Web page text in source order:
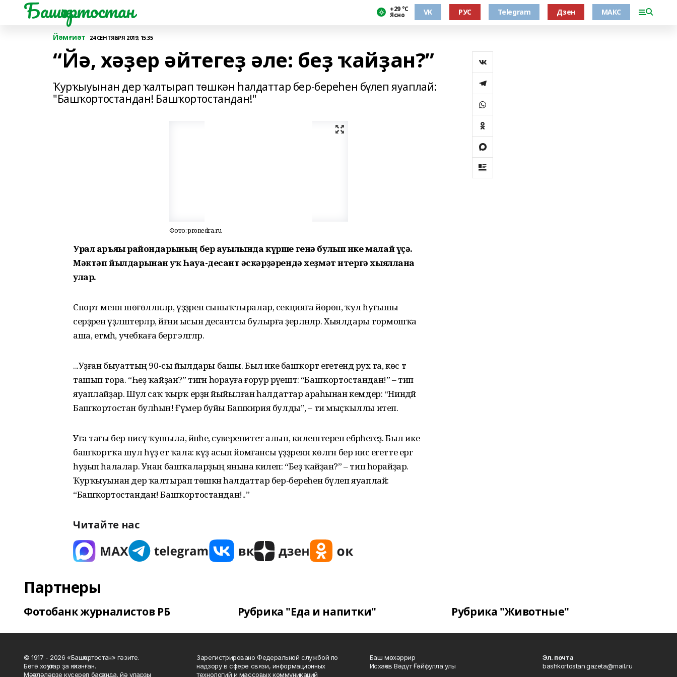
Башҡортостан +29 °С
Ясно VK РУС Telegram Дзен МАКС
Йәмғиәт 24 СЕНТЯБРЯ 2019, 15:35
“Йә, хәҙер әйтегеҙ әле: беҙ ҡайҙан?”
Ҡурҡыуынан дер ҡалтырап төшкән һалдаттар бер-береһен бүлеп яуаплай:
"Башҡортостандан! Башҡортостандан!"
Фото: pronedra.ru
Урал аръяғы райондарының бер ауылында күрше генә булып ике малай үҫә.
Мәктәп йылдарынан уҡ Һауа-десант ғәскәрҙәрендә хеҙмәт итергә хыяллана
улар.
Спорт менән шөғөлләнәләр, үҙҙәрен сыныҡтыралар, секцияға йөрөп, ҡул һуғышы
серҙәрен үҙләштерәләр, йәғни ысын десантсы булырға әҙерләнәләр. Хыялдары тормошҡа
аша, етмәһә, учебкаға бергә эләгәләр.
...Уҙған быуаттың 90-сы йылдары башы. Был ике башҡорт егетендә рух та, көс тә
ташып тора. “Һеҙ ҡайҙан?” тигән һорауға ғорур рәүештә: “Башҡортостандан!” – тип
яуаплайҙар. Шул саҡ ҡырҡ ерҙән йыйылған һалдаттар араһынан кемдер: “Ниндәй
Башҡортостан булһын! Ғүмер буйы Башкирия булды”, – ти мыҫҡыллы итеп.
Уға тағы бер нисәү ҡушыла, йәнәһе, суверенитет алып, килештереп ебәрәһегеҙ. Был ике
башҡортҡа шул һүҙ етә ҡала: күҙ асып йомғансы үҙҙәренән көлгән бер нисә егетте ергә
һуҙып һалалар. Унан башҡаларҙың янына килеп: “Беҙ ҡайҙан?” – тип һорайҙар.
Ҡурҡыуынан дер ҡалтырап төшкән һалдаттар бер-береһен бүлеп яуаплай:
“Башҡортостандан! Башҡортостандан!..”
Читайте нас
Партнеры
Фотобанк журналистов РБ Рубрика "Еда и напитки" Рубрика "Животные"
© 1917 - 2026 «Башҡортостан» гәзите.
Бөтә хоҡуҡтар ҙа яҡланған.
Мәҡәләләрҙе күсереп баҫҡанда, йә уларҙы
Зарегистрировано Федеральной службой по
надзору в сфере связи, информационных
технологий и массовых коммуникаций
Баш мөхәррир
Исхаҡов Вәдүт Ғәйфулла улы
Эл. почта
bashkortostan.gazeta@mail.ru